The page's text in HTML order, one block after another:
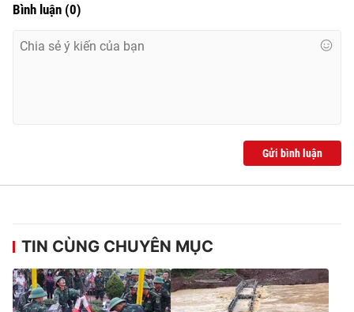
Bình luận (0)
Gửi bình luận
TIN CÙNG CHUYÊN MỤC